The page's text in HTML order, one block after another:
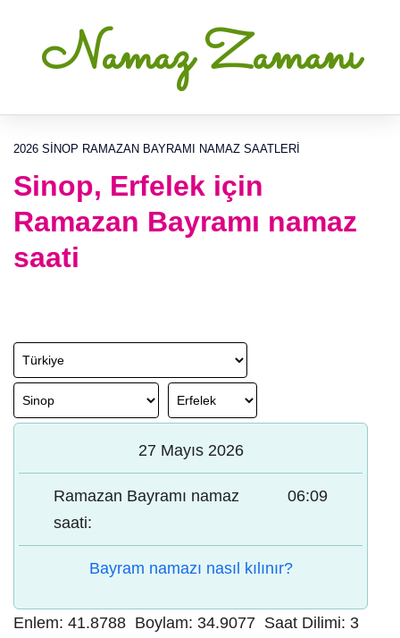
Namaz Zamanı
2026 SINOP RAMAZAN BAYRAMI NAMAZ SAATLERI
Sinop, Erfelek için
Ramazan Bayramı namaz
saati
27 Mayıs 2026
Ramazan Bayramı namaz
saati:
06:09
Bayram namazı nasıl kılınır?
Enlem: 41.8788 Boylam: 34.9077 Saat Dilimi: 3